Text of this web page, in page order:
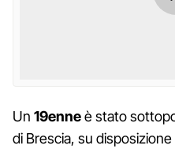
Un 19enneè stato
di Brescia, su